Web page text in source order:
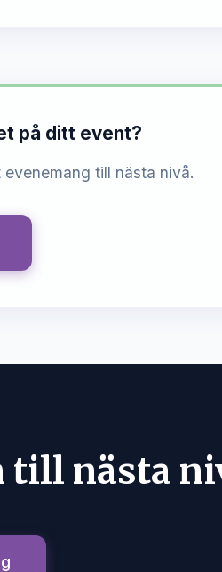
på ditt event?
till nästa nivå.
till nästa